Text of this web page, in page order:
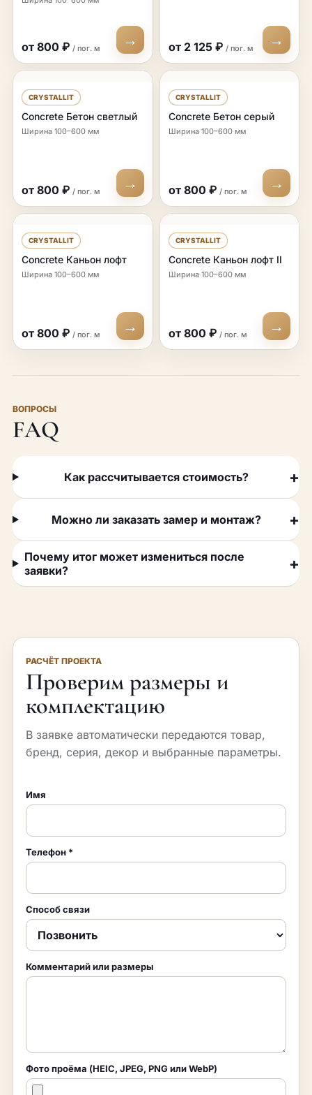
от 800 ₽ / пог. м → от 2 125 ₽ / пог. м →
CRYSTALLIT
Concrete Бетон светлый
Ширина 100–600 мм
от 800 ₽ / пог. м →
CRYSTALLIT
Concrete Бетон серый
Ширина 100–600 мм
от 800 ₽ / пог. м →
CRYSTALLIT
Concrete Каньон лофт
Ширина 100–600 мм
от 800 ₽ / пог. м →
CRYSTALLIT
Concrete Каньон лофт II
Ширина 100–600 мм
от 800 ₽ / пог. м →
ВОПРОСЫ
FAQ
Как рассчитывается стоимость?
Можно ли заказать замер и монтаж?
Почему итог может измениться после
заявки?
РАСЧЁТ ПРОЕКТА
Проверим размеры и
комплектацию
В заявке автоматически передаются товар,
бренд, серия, декор и выбранные параметры.
Имя
Телефон *
Способ связи
Комментарий или размеры
Фото проёма (HEIC, JPEG, PNG или WebP)